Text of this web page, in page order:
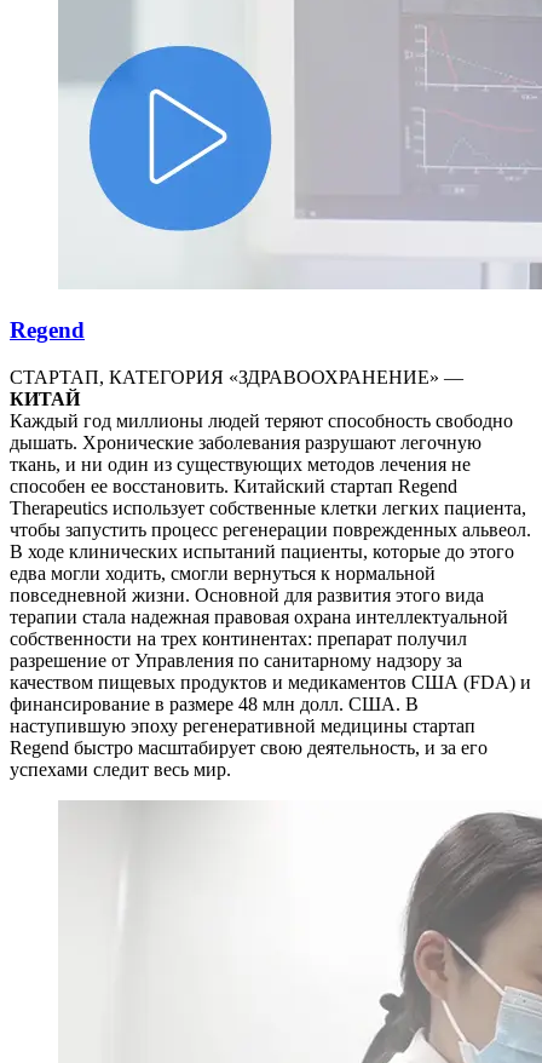
Regend
СТАРТАП, КАТЕГОРИЯ «ЗДРАВООХРАНЕНИЕ» —
КИТАЙ
Каждый год миллионы людей теряют способность свободно
дышать. Хронические заболевания разрушают легочную
ткань, и ни один из существующих методов лечения не
способен ее восстановить. Китайский стартап Regend
Therapeutics использует собственные клетки легких пациента,
чтобы запустить процесс регенерации поврежденных альвеол.
В ходе клинических испытаний пациенты, которые до этого
едва могли ходить, смогли вернуться к нормальной
повседневной жизни. Основной для развития этого вида
терапии стала надежная правовая охрана интеллектуальной
собственности на трех континентах: препарат получил
разрешение от Управления по санитарному надзору за
качеством пищевых продуктов и медикаментов США (FDA) и
финансирование в размере 48 млн долл. США. В
наступившую эпоху регенеративной медицины стартап
Regend быстро масштабирует свою деятельность, и за его
успехами следит весь мир.